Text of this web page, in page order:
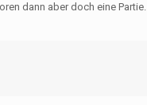
dann aber doch eine Partie.